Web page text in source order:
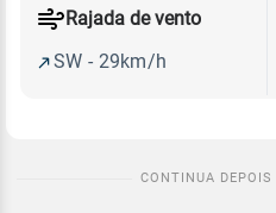
Rajada de vento
SW - 29km/h